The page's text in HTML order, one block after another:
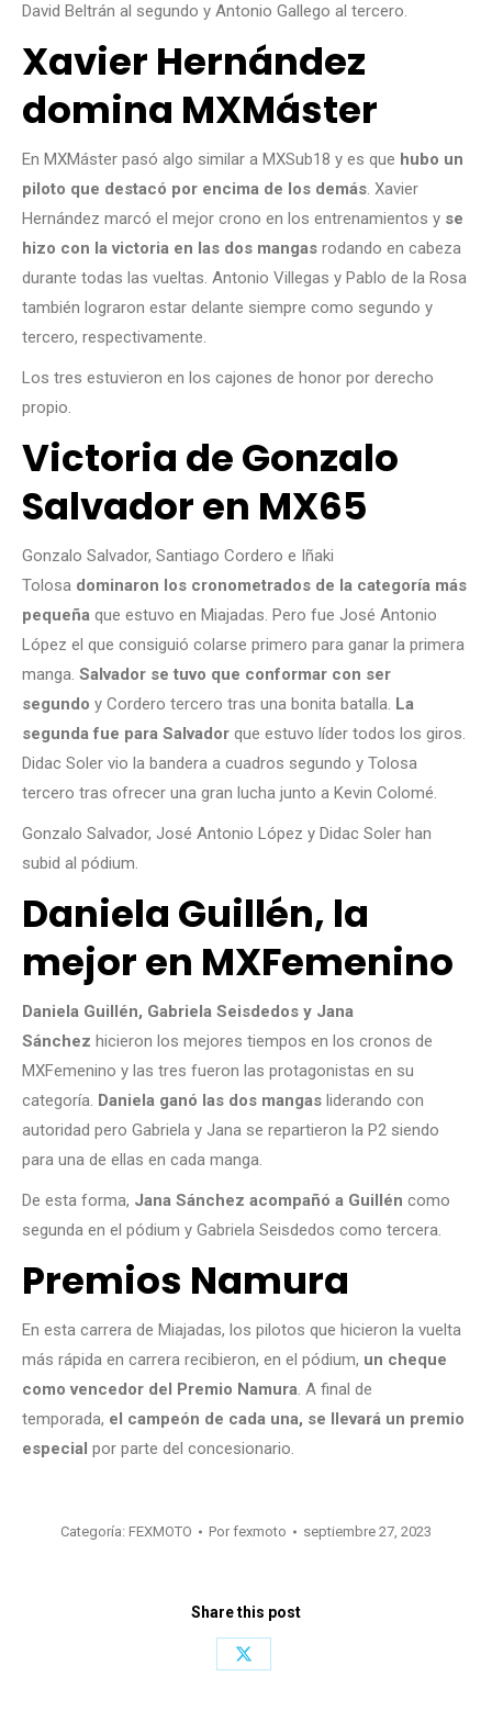
David Beltrán al segundo y Antonio Gallego al tercero.
Xavier Hernández
domina MXMáster
En MXMáster pasó algo similar a MXSub18 y es que hubo un
piloto que destacó por encima de los demás. Xavier
Hernández marcó el mejor crono en los entrenamientos y se
hizo con la victoria en las dos mangas rodando en cabeza
durante todas las vueltas. Antonio Villegas y Pablo de la Rosa
también lograron estar delante siempre como segundo y
tercero, respectivamente.
Los tres estuvieron en los cajones de honor por derecho
propio.
Victoria de Gonzalo
Salvador en MX65
Gonzalo Salvador, Santiago Cordero e Iñaki
Tolosa dominaron los cronometrados de la categoría más
pequeña que estuvo en Miajadas. Pero fue José Antonio
López el que consiguió colarse primero para ganar la primera
manga. Salvador se tuvo que conformar con ser
segundo y Cordero tercero tras una bonita batalla. La
segunda fue para Salvador que estuvo líder todos los giros.
Didac Soler vio la bandera a cuadros segundo y Tolosa
tercero tras ofrecer una gran lucha junto a Kevin Colomé.
Gonzalo Salvador, José Antonio López y Didac Soler han
subid al pódium.
Daniela Guillén, la
mejor en MXFemenino
Daniela Guillén, Gabriela Seisdedos y Jana
Sánchez hicieron los mejores tiempos en los cronos de
MXFemenino y las tres fueron las protagonistas en su
categoría. Daniela ganó las dos mangas liderando con
autoridad pero Gabriela y Jana se repartieron la P2 siendo
para una de ellas en cada manga.
De esta forma, Jana Sánchez acompañó a Guillén como
segunda en el pódium y Gabriela Seisdedos como tercera.
Premios Namura
En esta carrera de Miajadas, los pilotos que hicieron la vuelta
más rápida en carrera recibieron, en el pódium, un cheque
como vencedor del Premio Namura. A final de
temporada, el campeón de cada una, se llevará un premio
especial por parte del concesionario.
Categoría: FEXMOTO Por fexmoto septiembre 27, 2023
Share this post
Share